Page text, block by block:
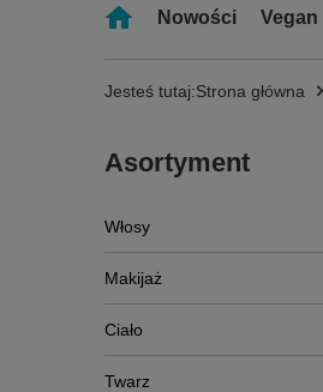
Nowości Vegan
Jesteś tutaj:Strona główna
Asortyment
Włosy
Makijaż
Ciało
Twarz